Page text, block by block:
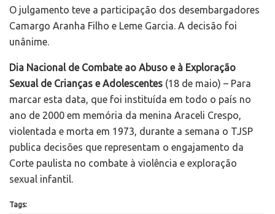
O julgamento teve a participação dos desembargadores
Camargo Aranha Filho e Leme Garcia. A decisão foi
unânime.
Dia Nacional de Combate ao Abuso e à Exploração
Sexual de Crianças e Adolescentes (18 de maio) – Para
marcar esta data, que foi instituída em todo o país no
ano de 2000 em memória da menina Araceli Crespo,
violentada e morta em 1973, durante a semana o TJSP
publica decisões que representam o engajamento da
Corte paulista no combate à violência e exploração
sexual infantil.
Tags: